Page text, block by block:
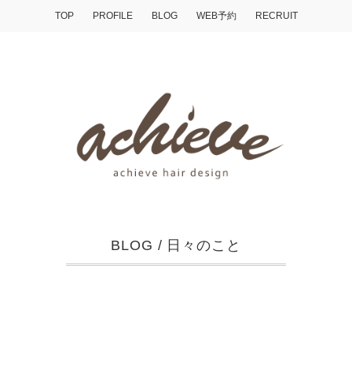
TOP PROFILE BLOG WEB予約 RECRUIT
BLOG / 日々のこと